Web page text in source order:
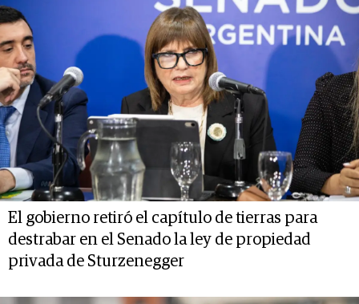
El gobierno retiró el capítulo de tierras para
destrabar en el Senado la ley de propiedad
privada de Sturzenegger